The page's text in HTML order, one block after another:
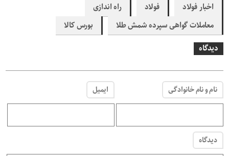
اخبار فولاد
فولاد
راه اندازی
معاملات گواهی سپرده شمش طلا
بورس کالا
دیدگاه
نام و نام خانوادگی ایمیل
دیدگاه